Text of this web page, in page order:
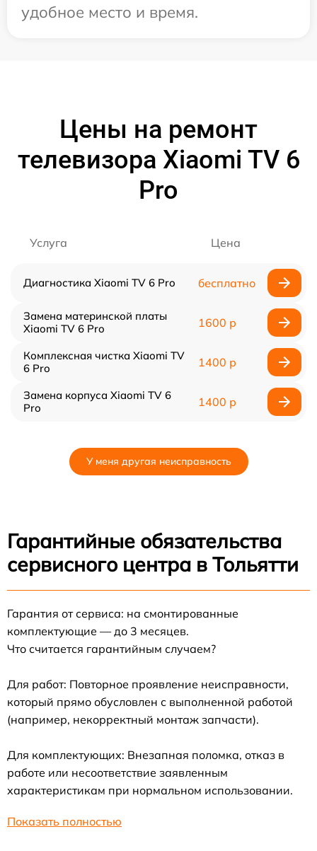
удобное место и время.
Цены на ремонт
телевизора Xiaomi TV 6
Pro
Услуга Цена
Диагностика Xiaomi TV 6 Pro бесплатно
Замена материнской платы
Xiaomi TV 6 Pro
1600 р
Комплексная чистка Xiaomi TV
6 Pro
1400 р
Замена корпуса Xiaomi TV 6
Pro
1400 р
У меня другая неисправность
Гарантийные обязательства
сервисного центра в Тольятти
Гарантия от сервиса: на смонтированные
комплектующие — до 3 месяцев.
Что считается гарантийным случаем?
Для работ: Повторное проявление неисправности,
который прямо обусловлен с выполненной работой
(например, некорректный монтаж запчасти).
Для комплектующих: Внезапная поломка, отказ в
работе или несоответствие заявленным
характеристикам при нормальном использовании.
Показать полностью